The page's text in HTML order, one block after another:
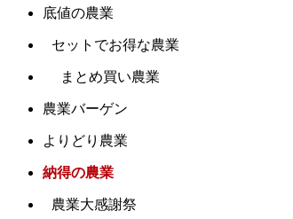
底値の農業
セットでお得な農業
まとめ買い農業
農業バーゲン
よりどり農業
納得の農業
農業大感謝祭